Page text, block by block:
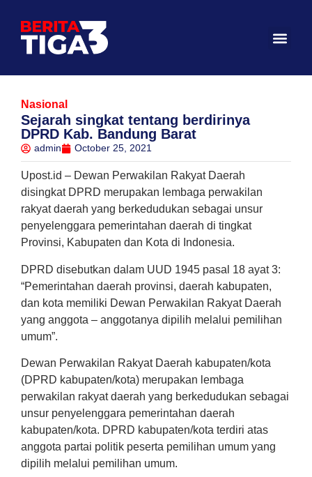
Nasional
Sejarah singkat tentang berdirinya
DPRD Kab. Bandung Barat
admin October 25, 2021
Upost.id – Dewan Perwakilan Rakyat Daerah
disingkat DPRD merupakan lembaga perwakilan
rakyat daerah yang berkedudukan sebagai unsur
penyelenggara pemerintahan daerah di tingkat
Provinsi, Kabupaten dan Kota di Indonesia.
DPRD disebutkan dalam UUD 1945 pasal 18 ayat 3:
“Pemerintahan daerah provinsi, daerah kabupaten,
dan kota memiliki Dewan Perwakilan Rakyat Daerah
yang anggota­ – anggotanya dipilih melalui pemilihan
umum”.
Dewan Perwakilan Rakyat Daerah kabupaten/kota
(DPRD kabupaten/kota) merupakan lembaga
perwakilan rakyat daerah yang berkedudukan sebagai
unsur penyelenggara pemerintahan daerah
kabupaten/kota. DPRD kabupaten/kota terdiri atas
anggota partai politik peserta pemilihan umum yang
dipilih melalui pemilihan umum.